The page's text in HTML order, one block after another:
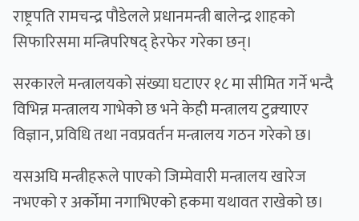
राष्ट्रपति रामचन्द्र पौडेलले प्रधानमन्त्री बालेन्द्र शाहको
सिफारिसमा मन्त्रिपरिषद् हेरफेर गरेका छन्।
सरकारले मन्त्रालयको संख्या घटाएर १८ मा सीमित गर्ने भन्दै
विभिन्न मन्त्रालय गाभेको छ भने केही मन्त्रालय टुक्र्याएर
विज्ञान, प्रविधि तथा नवप्रवर्तन मन्त्रालय गठन गरेको छ।
यसअघि मन्त्रीहरूले पाएको जिम्मेवारी मन्त्रालय खारेज
नभएको र अर्कोमा नगाभिएको हकमा यथावत राखेको छ।